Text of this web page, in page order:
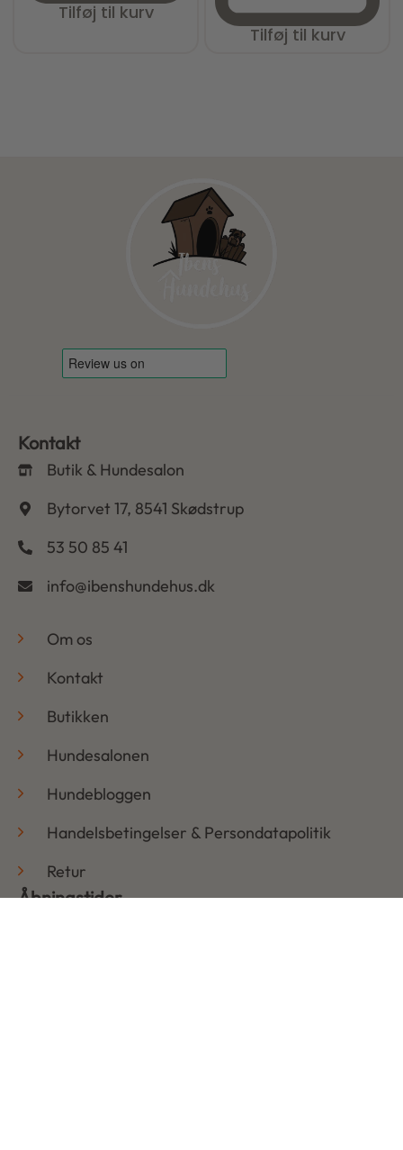
Tilføj til kurv
Tilføj til kurv
Kontakt
Butik & Hundesalon
Bytorvet 17, 8541 Skødstrup
53 50 85 41
info@ibenshundehus.dk
Om os
Kontakt
Butikken
Hundesalonen
Hundebloggen
Handelsbetingelser & Persondatapolitik
Retur
Åbningstider